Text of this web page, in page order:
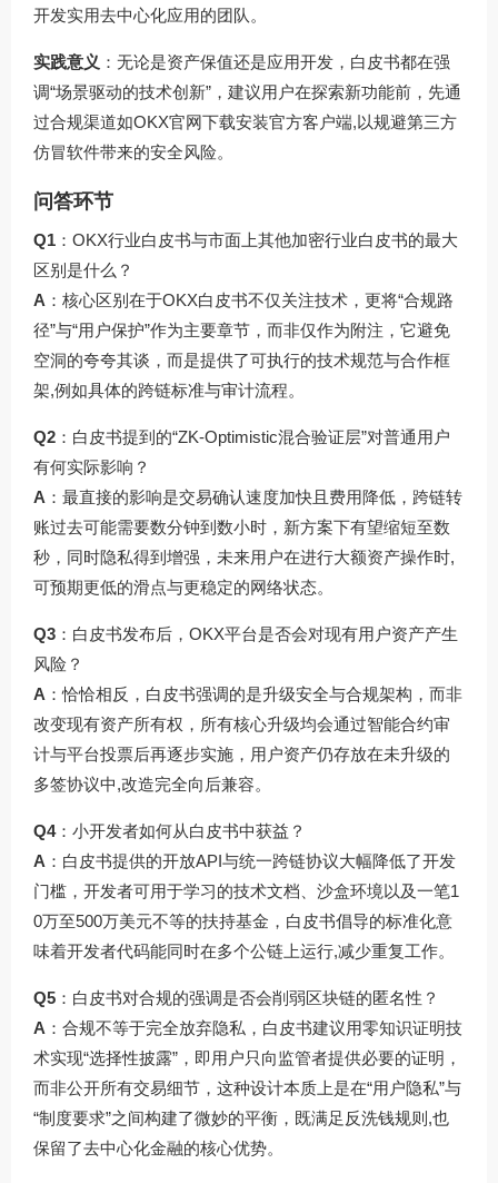
开发实用去中心化应用的团队。
实践意义 ：无论是资产保值还是应用开发，白皮书都在强
调“场景驱动的技术创新”，建议用户在探索新功能前，先通
过合规渠道如OKX官网下载安装官方客户端,以规避第三方
仿冒软件带来的安全风险。
问答环节
Q1 ：OKX行业白皮书与市面上其他加密行业白皮书的最大
区别是什么？
A ：核心区别在于OKX白皮书不仅关注技术，更将“合规路
径”与“用户保护”作为主要章节，而非仅作为附注，它避免
空洞的夸夸其谈，而是提供了可执行的技术规范与合作框
架,例如具体的跨链标准与审计流程。
Q2 ：白皮书提到的“ZK-Optimistic混合验证层”对普通用户
有何实际影响？
A ：最直接的影响是交易确认速度加快且费用降低，跨链转
账过去可能需要数分钟到数小时，新方案下有望缩短至数
秒，同时隐私得到增强，未来用户在进行大额资产操作时,
可预期更低的滑点与更稳定的网络状态。
Q3 ：白皮书发布后，OKX平台是否会对现有用户资产产生
风险？
A ：恰恰相反，白皮书强调的是升级安全与合规架构，而非
改变现有资产所有权，所有核心升级均会通过智能合约审
计与平台投票后再逐步实施，用户资产仍存放在未升级的
多签协议中,改造完全向后兼容。
Q4：小开发者如何从白皮书中获益？
A ：白皮书提供的开放API与统一跨链协议大幅降低了开发
门槛，开发者可用于学习的技术文档、沙盒环境以及一笔1
0万至500万美元不等的扶持基金，白皮书倡导的标准化意
味着开发者代码能同时在多个公链上运行,减少重复工作。
Q5 ：白皮书对合规的强调是否会削弱区块链的匿名性？
A ：合规不等于完全放弃隐私，白皮书建议用零知识证明技
术实现“选择性披露”，即用户只向监管者提供必要的证明，
而非公开所有交易细节，这种设计本质上是在“用户隐私”与
“制度要求”之间构建了微妙的平衡，既满足反洗钱规则,也
保留了去中心化金融的核心优势。